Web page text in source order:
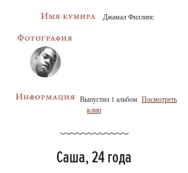
Джамал Филлипс
Выпустил 1 альбом Посмотреть
клип
Саша, 24 года